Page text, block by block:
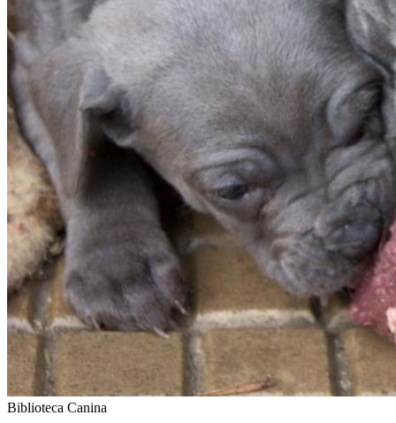
Biblioteca Canina